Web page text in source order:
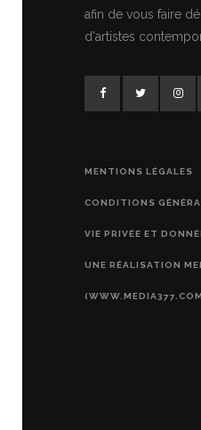
afin de vous faire
d'artistes
MENTIONS LÉGALES
CONDITIONS
VIE PRIVÉE ET
UNE RÉALISATION